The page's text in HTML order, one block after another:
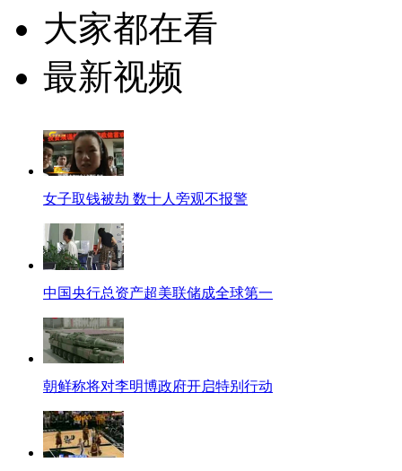
大家都在看
最新视频
女子取钱被劫 数十人旁观不报警
中国央行总资产超美联储成全球第一
朝鲜称将对李明博政府开启特别行动